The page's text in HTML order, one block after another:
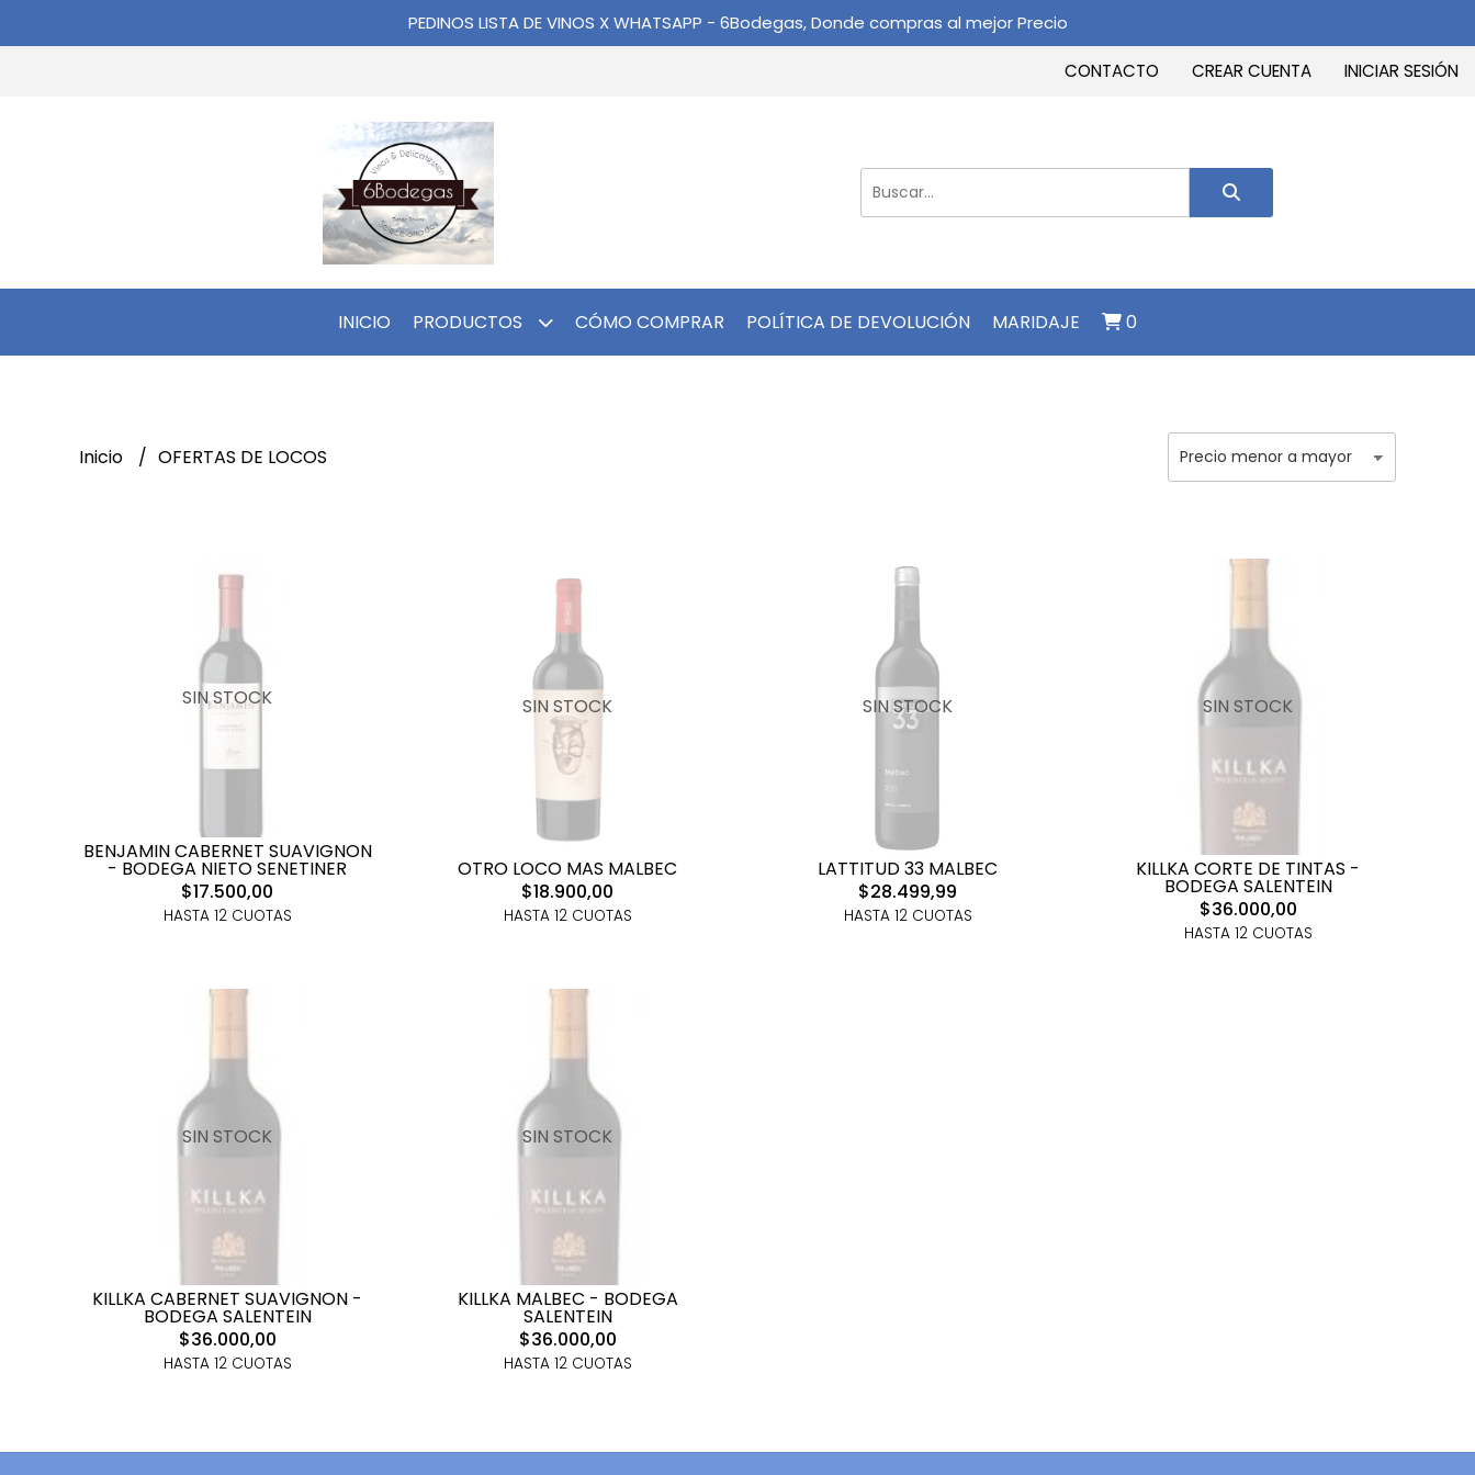
PEDINOS LISTA DE VINOS X WHATSAPP - 6Bodegas, Donde compras al mejor Precio
CONTACTO CREAR CUENTA INICIAR SESIÓN
INICIO PRODUCTOS CÓMO COMPRAR POLÍTICA DE DEVOLUCIÓN MARIDAJE 0
Inicio OFERTAS DE LOCOS
SIN STOCK
BENJAMIN CABERNET SUAVIGNON
- BODEGA NIETO SENETINER
$17.500,00
HASTA 12 CUOTAS
SIN STOCK
OTRO LOCO MAS MALBEC
$18.900,00
HASTA 12 CUOTAS
SIN STOCK
LATTITUD 33 MALBEC
$28.499,99
HASTA 12 CUOTAS
SIN STOCK
KILLKA CORTE DE TINTAS -
BODEGA SALENTEIN
$36.000,00
HASTA 12 CUOTAS
SIN STOCK
KILLKA CABERNET SUAVIGNON -
BODEGA SALENTEIN
$36.000,00
HASTA 12 CUOTAS
SIN STOCK
KILLKA MALBEC - BODEGA
SALENTEIN
$36.000,00
HASTA 12 CUOTAS